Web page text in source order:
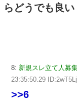
らどうでも良い
8: 新規スレ立て人募
23:35:50.29
>>6